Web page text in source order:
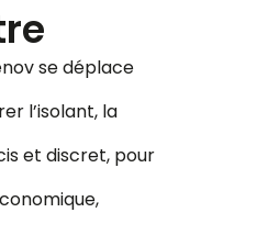
se déplace
l’isolant, la
et discret, pour